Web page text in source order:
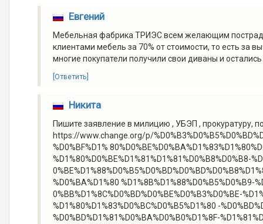
Евгений
Мебельная фабрика ТРИЭС всем желающим
клиентами мебель за 70% от стоимости, то есть за
многие покупатели получили свои диваны и
[Ответить]
Никита
Пишите заявление в милицию , УБЭП , прокуратуру,
https://www.change.org/p/
%D0%BF%D1%
%D1%80%D0%BE%D1%81%D1%81%D0%B8%D0%B8-
%D0%BA%D1%80 %D1%8B%D1%88%D0%B5%D0%B9-
0%BB%D1%8C%D0%BD%D0%BE%D0%B3%D0%BE-
%D1%80%D1%83%D0%BC%D0%B5%D1%80 -
%D0%BD%D1%81%D0%BA%D0%B0%D1%8F-